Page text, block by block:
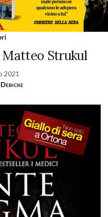
Matteo Strukul
2021